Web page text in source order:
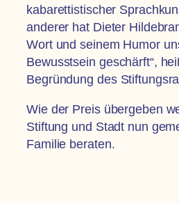
kabarettistischer
anderer hat Dieter
Wort und seinem Humor
Bewusstsein geschärft“,
Begründung des
Wie der Preis übergeben
Stiftung und Stadt nun
Familie beraten.